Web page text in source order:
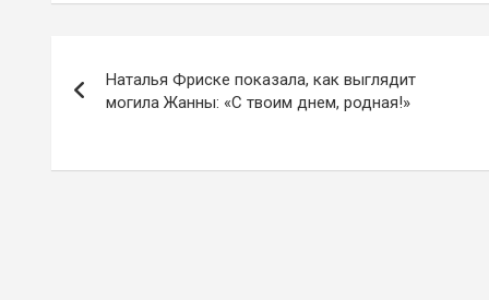
по
Наталья Фриске показала, как выглядит
могила Жанны: «С твоим днем, родная!»